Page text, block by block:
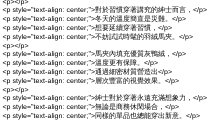
<p style="text-align: center;">對於習慣穿著講究的紳士而言，</p>
<p style="text-align: center;">冬天的溫度簡直是災難。</p>
<p style="text-align: center;">想要延續穿著習慣，</p>
<p style="text-align: center;">不妨試試時髦的羽絨馬夾。</p>
<p></p>
<p style="text-align: center;">馬夾內填充優質灰鴨絨，</p>
<p style="text-align: center;">溫度更有保障。</p>
<p style="text-align: center;">通過細密材質營造出</p>
<p style="text-align: center;">層次豐富的視覺效果。</p>
<p></p>
<p style="text-align: center;">紳士對於穿著永遠充滿想象力，</p>
<p style="text-align: center;">無論是商務休閑場合，</p>
<p style="text-align: center;">同樣的單品也總能穿出新意。</p>